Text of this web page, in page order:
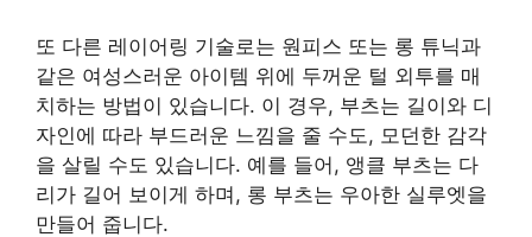
또 다른 레이어링 기술로는 원피스 또는 롱 튜닉과
같은 여성스러운 아이템 위에 두꺼운 털 외투를 매
치하는 방법이 있습니다. 이 경우, 부츠는 길이와 디
자인에 따라 부드러운 느낌을 줄 수도, 모던한 감각
을 살릴 수도 있습니다. 예를 들어, 앵클 부츠는 다
리가 길어 보이게 하며, 롱 부츠는 우아한 실루엣을
만들어 줍니다.